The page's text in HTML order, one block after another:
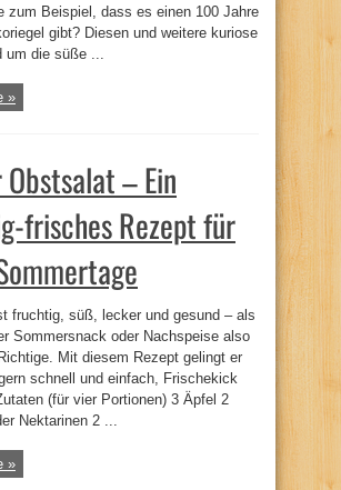
zum Beispiel, dass es einen 100 Jahre
gibt? Diesen und weitere kuriose
um die süße ...
»
– Ein
frisches Rezept für
fruchtig, süß, lecker und gesund – als
Sommersnack oder Nachspeise also
Mit diesem Rezept gelingt er
schnell und einfach, Frischekick
(für vier Portionen) 3 Äpfel 2
Nektarinen 2 ...
»